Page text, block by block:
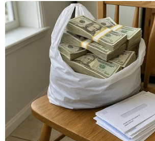
Kim Anh
17/04/2018 08:41
Ngày 8/5, Tòa án Nhân dân thành
tiến hành xét xử 2 tử tù Lê Văn
Tình về tội “Trốn khỏi nơi giam,
cáo khác về tội “Che giấu tội